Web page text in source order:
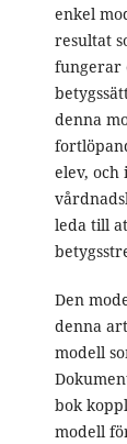
enkel
resultat
fungerar
denna
elev, och
leda till
Den
denna
modell
bok
modell